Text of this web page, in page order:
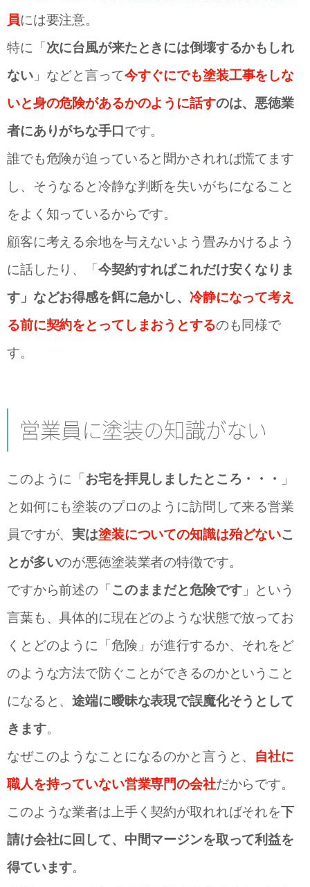
員には要注意。
特に「次に台風が来たときには倒壊するかもしれ
ない」などと言って今すぐにでも塗装工事をしな
いと身の危険があるかのように話すのは、悪徳業
者にありがちな手口です。
誰でも危険が迫っていると聞かされれば慌てます
し、そうなると冷静な判断を失いがちになること
をよく知っているからです。
顧客に考える余地を与えないよう畳みかけるよう
に話したり、「今契約すればこれだけ安くなりま
す」などお得感を餌に急かし、冷静になって考え
る前に契約をとってしまおうとするのも同様で
す。
営業員に塗装の知識がない
このように「 お宅を拝見しましたところ・・・
」
と如何にも塗装のプロのように訪問して来る営業
員ですが、実は塗装についての知識は殆どないこ
とが多いのが悪徳塗装業者の特徴です。
ですから前述の「 このままだと危険です」という
言葉も、具体的に現在どのような状態で放ってお
くとどのように「危険」が進行するか、それをど
のような方法で防ぐことができるのかということ
になると、途端に曖昧な表現で誤魔化そうとして
きます。
なぜこのようなことになるのかと言うと、 自社に
職人を持っていない営業専門の会社だからです。
このような業者は上手く契約が取れればそれを下
請け会社に回して、中間マージンを取って利益を
得ています。